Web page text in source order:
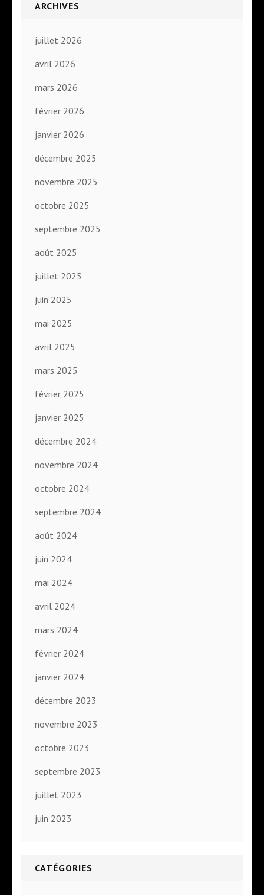
ARCHIVES
juillet 2026
avril 2026
mars 2026
février 2026
janvier 2026
décembre 2025
novembre 2025
octobre 2025
septembre 2025
août 2025
juillet 2025
juin 2025
mai 2025
avril 2025
mars 2025
février 2025
janvier 2025
décembre 2024
novembre 2024
octobre 2024
septembre 2024
août 2024
juin 2024
mai 2024
avril 2024
mars 2024
février 2024
janvier 2024
décembre 2023
novembre 2023
octobre 2023
septembre 2023
juillet 2023
juin 2023
CATÉGORIES